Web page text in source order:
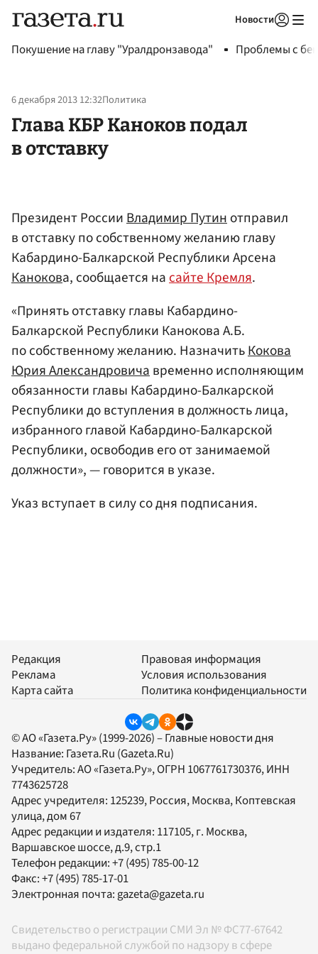
Новости
Покушение на главу "Уралдронзавода" Проблемы с
6 декабря 2013 12:32Политика
Глава КБР Каноков подал
в отставку
Президент РоссииВладимир Путинотправил
в отставку по собственному желанию главу
Кабардино-Балкарской Республики Арсена
Канокова, сообщается насайте Кремля.
«Принять отставку главы Кабардино-
Балкарской Республики Канокова А.Б.
по собственному желанию. НазначитьКокова
Юрия Александровичавременно исполняющим
обязанности главы Кабардино-Балкарской
Республики до вступления в должность лица,
избранного главой Кабардино-Балкарской
Республики, освободив его от занимаемой
должности», — говорится в указе.
Указ вступает в силу со дня подписания.
Редакция
Реклама
Карта сайта
Правовая информация
Условия использования
Политика конфиденциальности
© АО «Газета.Ру» (1999-2026) – Главные новости дня
Название: Газета.Ru (Gazeta.Ru)
Учредитель:АО «Газета.Ру», ОГРН 1067761730376, ИНН
7743625728
Адрес учредителя: 125239, Россия, Москва, Коптевская
улица, дом 67
Адрес редакции и издателя: 117105, г. Москва,
Варшавское шоссе, д.9, стр.1
Телефон редакции:+7 (495) 785-00-12
Факс:+7 (495) 785-17-01
Электронная почта: gazeta@gazeta.ru
Свидетельство о регистрации СМИ Эл № ФС77-67642
выдано федеральной службой по надзору в сфере